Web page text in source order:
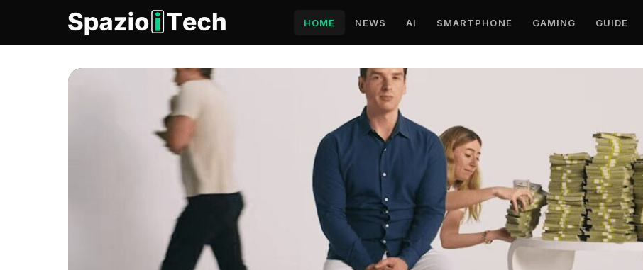
HOME NEWS AI SMARTPHONE GAMING GUIDE
SpazioiTech — Notizie, Guide e Offerte Tecnologia